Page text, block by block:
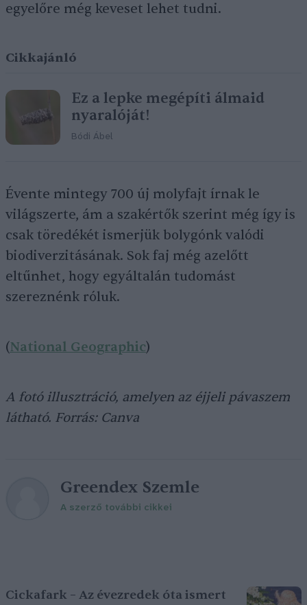
egyelőre még keveset lehet tudni.
Cikkajánló
Ez a lepke megépíti álmaid
nyaralóját!
Bódi Ábel
Évente mintegy 700 új molyfajt írnak le
világszerte, ám a szakértők szerint még így is
csak töredékét ismerjük bolygónk valódi
biodiverzitásának. Sok faj még azelőtt
eltűnhet, hogy egyáltalán tudomást
szereznénk róluk.
(National Geographic)
A fotó illusztráció, amelyen az éjjeli pávaszem
látható. Forrás: Canva
Greendex Szemle
A szerző további cikkei
Cickafark – Az évezredek óta ismert